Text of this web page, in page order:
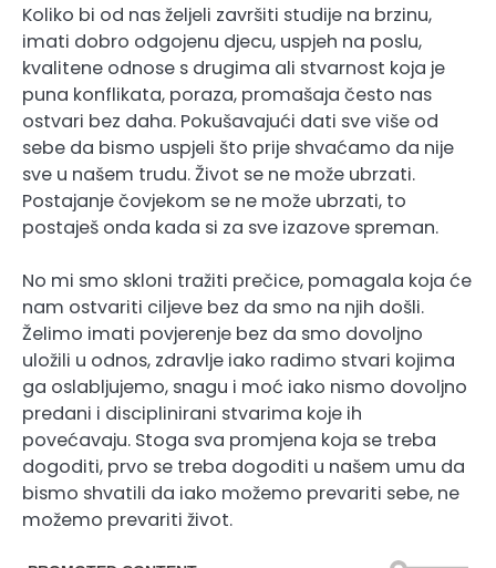
Koliko bi od nas željeli završiti studije na brzinu,
imati dobro odgojenu djecu, uspjeh na poslu,
kvalitene odnose s drugima ali stvarnost koja je
puna konflikata, poraza, promašaja često nas
ostvari bez daha. Pokušavajući dati sve više od
sebe da bismo uspjeli što prije shvaćamo da nije
sve u našem trudu. Život se ne može ubrzati.
Postajanje čovjekom se ne može ubrzati, to
postaješ onda kada si za sve izazove spreman.
No mi smo skloni tražiti prečice, pomagala koja će
nam ostvariti ciljeve bez da smo na njih došli.
Želimo imati povjerenje bez da smo dovoljno
uložili u odnos, zdravlje iako radimo stvari kojima
ga oslabljujemo, snagu i moć iako nismo dovoljno
predani i disciplinirani stvarima koje ih
povećavaju. Stoga sva promjena koja se treba
dogoditi, prvo se treba dogoditi u našem umu da
bismo shvatili da iako možemo prevariti sebe, ne
možemo prevariti život.